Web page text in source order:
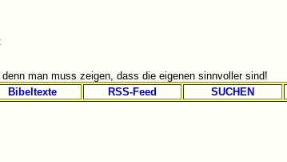
man muss zeigen, dass die eigenen sinnvoller sind!
Bibeltexte RSS-Feed SUCHEN